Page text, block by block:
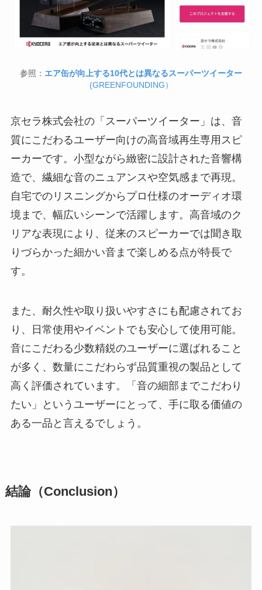
参照： エア缶が向上する10代とは異なるスーパーツイーター
(GREENFOUNDING）
京セラ株式会社の「スーパーツイーター」は、音
質にこだわるユーザー向けの高音域再生専用スピ
ーカーです。小型ながら緻密に設計された音響構
造で、繊細な音のニュアンスや空気感まで再現。
自宅でのリスニングからプロ仕様のオーディオ環
境まで、幅広いシーンで活躍します。高音域のク
リアな表現により、従来のスピーカーでは聞き取
りづらかった細かい音まで楽しめる点が特長で
す。
また、耐久性や取り扱いやすさにも配慮されてお
り、日常使用やイベントでも安心して使用可能。
音にこだわる少数精鋭のユーザーに選ばれること
が多く、数量にこだわらず品質重視の製品として
高く評価されています。「音の細部までこだわり
たい」というユーザーにとって、手に取る価値の
ある一品と言えるでしょう。
結論（Conclusion）